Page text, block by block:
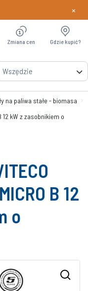
Dowiedz
×
Wszędzie
Zmiana cen Gdzie kupić?
na paliwa stałe - biomasa
12 kW z zasobnikiem o
B 12
o